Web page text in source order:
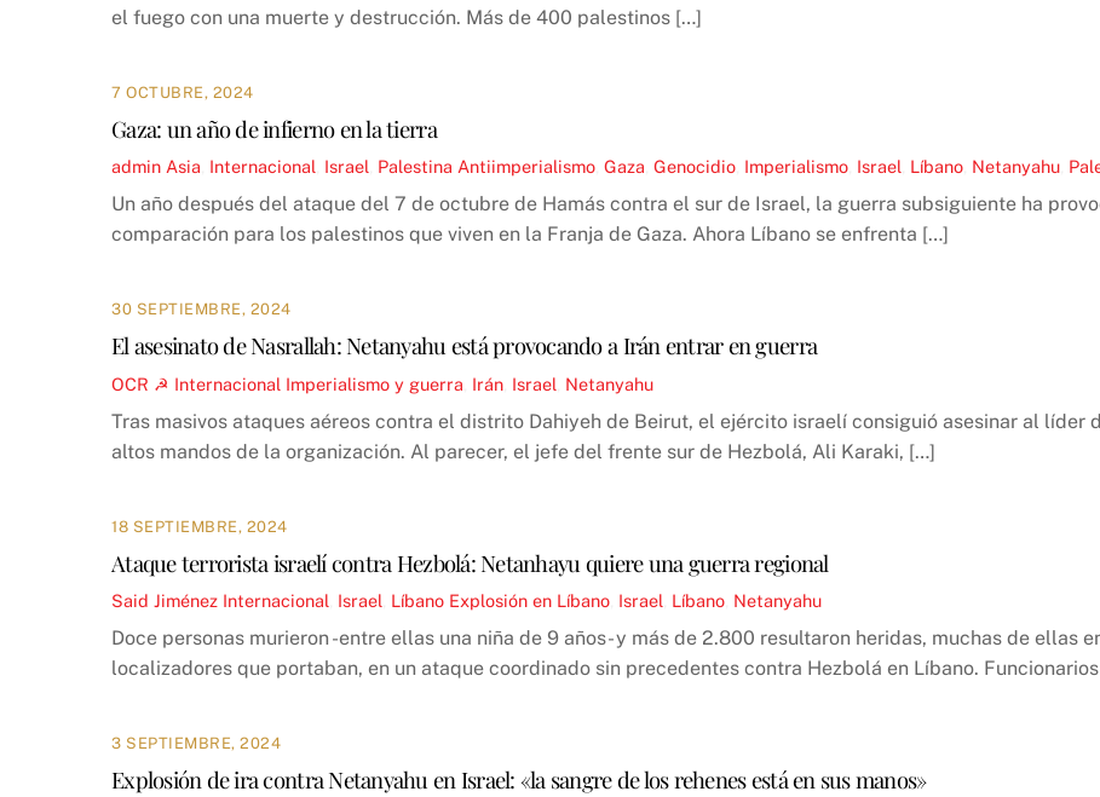
el fuego con una muerte y destrucción. Más de 400 palestinos […]
7 OCTUBRE, 2024
Gaza: un año de infierno en la tierra
admin Asia Internacional Israel Palestina Antiimperialismo Gaza Genocidio Imperialismo Israel Líbano Netanyahu
Un año después del ataque del 7 de octubre de Hamás contra el sur de Israel, la guerra subsiguiente ha
comparación para los palestinos que viven en la Franja de Gaza. Ahora Líbano se enfrenta […]
30 SEPTIEMBRE, 2024
El asesinato de Nasrallah: Netanyahu está provocando a Irán entrar en guerra
OCR ☭ Internacional Imperialismo y guerra Irán Israel Netanyahu
Tras masivos ataques aéreos contra el distrito Dahiyeh de Beirut, el ejército israelí consiguió asesinar al líder
altos mandos de la organización. Al parecer, el jefe del frente sur de Hezbolá, Ali Karaki, […]
18 SEPTIEMBRE, 2024
Ataque terrorista israelí contra Hezbolá: Netanhayu quiere una guerra regional
Said Jiménez Internacional Israel Líbano Explosión en Líbano Israel Líbano Netanyahu
Doce personas murieron -entre ellas una niña de 9 años- y más de 2.800 resultaron heridas, muchas de ellas
localizadores que portaban, en un ataque coordinado sin precedentes contra Hezbolá en Líbano.
3 SEPTIEMBRE, 2024
Explosión de ira contra Netanyahu en Israel: «la sangre de los rehenes está en sus manos»